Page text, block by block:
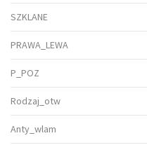
SZKLANE
PRAWA_LEWA
P_POZ
Rodzaj_otw
Anty_wlam